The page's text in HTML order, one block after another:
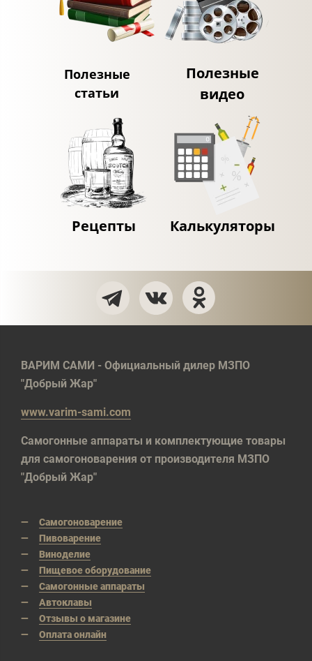
Полезные
статьи
Полезные
видео
Рецепты Калькуляторы
ВАРИМ САМИ - Официальный дилер МЗПО
"Добрый Жар"
www.varim-sami.com
Самогонные аппараты и комплектующие товары
для самогоноварения от производителя МЗПО
"Добрый Жар"
Самогоноварение
Пивоварение
Виноделие
Пищевое оборудование
Самогонные аппараты
Автоклавы
Отзывы о магазине
Оплата онлайн